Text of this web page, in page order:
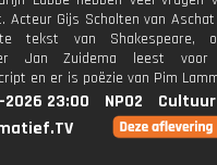
Acteur Gijs Scholten van
tekst van Shakespeare,
Jan Zuidema leest
en er is poëzie van Pim
2026 23:00 NPO2